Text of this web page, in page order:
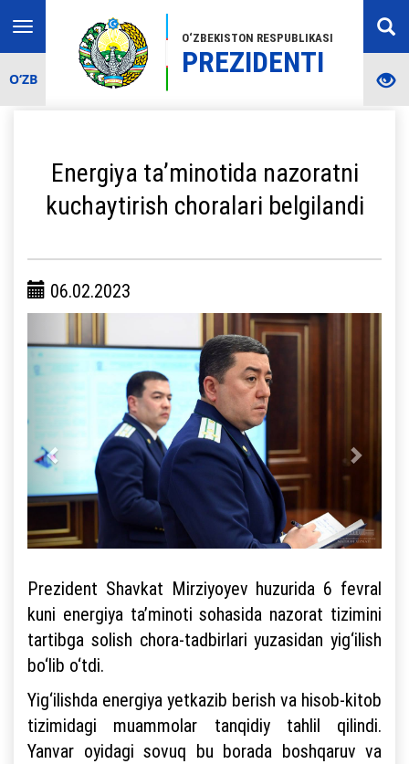
O‘ZBEKISTON RESPUBLIKASI
PREZIDENTI
Toggle
navigation
O‘ZB
Energiya ta’minotida nazoratni
kuchaytirish choralari belgilandi
06.02.2023
Prezident Shavkat Mirziyoyev huzurida 6 fevral
kuni energiya ta’minoti sohasida nazorat tizimini
tartibga solish chora-tadbirlari yuzasidan yig‘ilish
bo‘lib o‘tdi.
Yig‘ilishda energiya yetkazib berish va hisob-kitob
tizimidagi muammolar tanqidiy tahlil qilindi.
Yanvar oyidagi sovuq bu borada boshqaruv va